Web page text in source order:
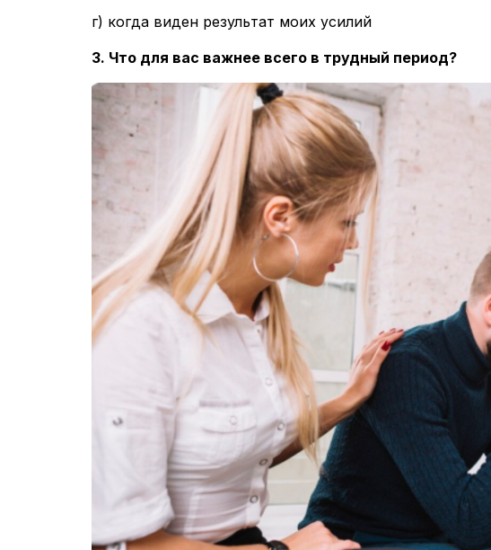
г) когда виден результат моих усилий
3. Что для вас важнее всего в трудный период?